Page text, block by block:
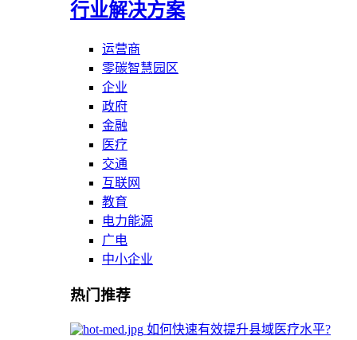
行业解决方案
运营商
零碳智慧园区
企业
政府
金融
医疗
交通
互联网
教育
电力能源
广电
中小企业
热门推荐
如何快速有效提升县域医疗水平?